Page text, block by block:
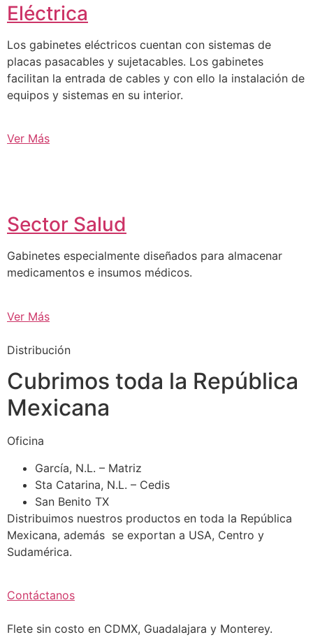
Eléctrica
Los gabinetes eléctricos cuentan con sistemas de
placas pasacables y sujetacables. Los gabinetes
facilitan la entrada de cables y con ello la instalación de
equipos y sistemas en su interior.
Ver Más
Sector Salud
Gabinetes especialmente diseñados para almacenar
medicamentos e insumos médicos.
Ver Más
Distribución
Cubrimos toda la República
Mexicana
Oficina
García, N.L. – Matriz
Sta Catarina, N.L. – Cedis
San Benito TX
Distribuimos nuestros productos en toda la República
Mexicana, además se exportan a USA, Centro y
Sudamérica.
Contáctanos
Flete sin costo en CDMX, Guadalajara y Monterey.